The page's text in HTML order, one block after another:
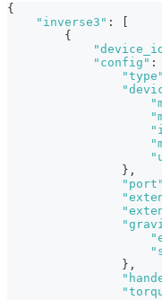
{
"inverse3" :
{
"config" :
"type"
} ,
"port"
} ,